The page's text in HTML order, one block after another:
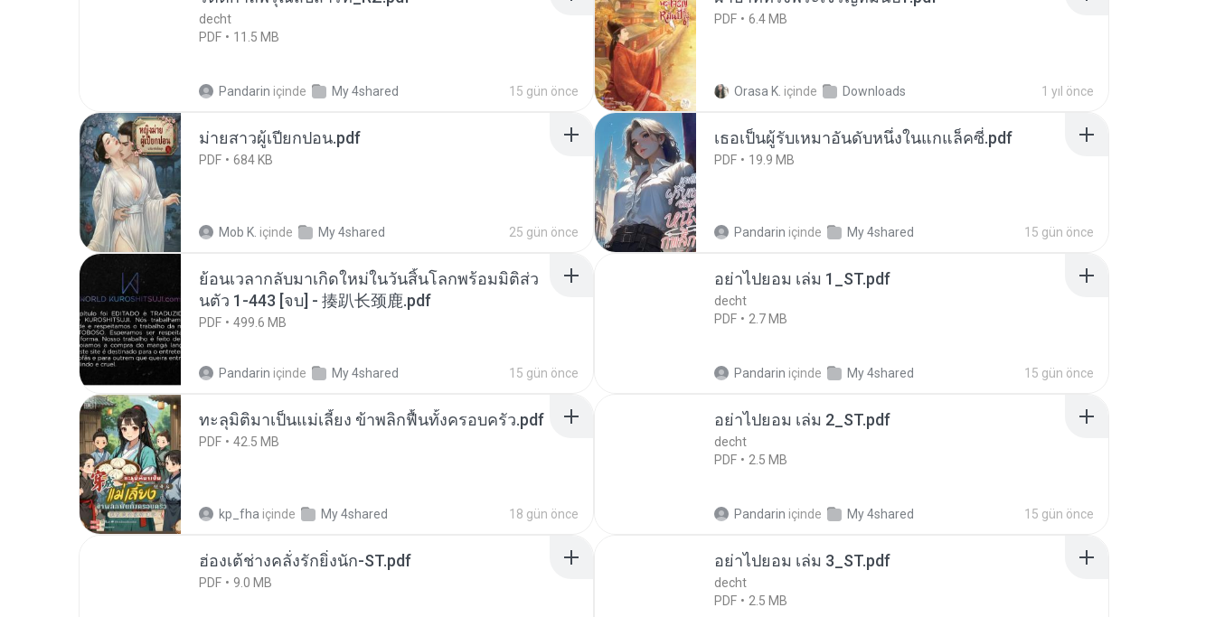
decht
PDF
11.5 MB
Pandarin içinde My 4shared 15 gün önce
PDF 6.4 MB
Orasa K. içinde Downloads 1 yıl önce
ม่ายสาวผู้เปียกปอน.pdf
PDF 684 KB
Mob K. içinde My 4shared 25 gün önce
เธอเป็นผู้รับเหมาอันดับหนึ่งในแกแล็คซี่.pdf
PDF 19.9 MB
Pandarin içinde My 4shared 15 gün önce
ย้อนเวลากลับมาเกิดใหม่ในวันสิ้นโลกพร้อมมิติส่ว
นตัว 1-443 [จบ] - 揍趴长颈鹿.pdf
PDF 499.6 MB
Pandarin içinde My 4shared 15 gün önce
อย่าไปยอม เล่ม 1_ST.pdf
decht
PDF
2.7 MB
Pandarin içinde My 4shared 15 gün önce
ทะลุมิติมาเป็นแม่เลี้ยง ข้าพลิกฟื้นทั้งครอบครัว.pdf
PDF 42.5 MB
kp_fha içinde My 4shared 18 gün önce
อย่าไปยอม เล่ม 2_ST.pdf
decht
PDF
2.5 MB
Pandarin içinde My 4shared 15 gün önce
ฮ่องเต้ช่างคลั่งรักยิ่งนัก-ST.pdf
PDF 9.0 MB
อย่าไปยอม เล่ม 3_ST.pdf
decht
PDF
2.5 MB